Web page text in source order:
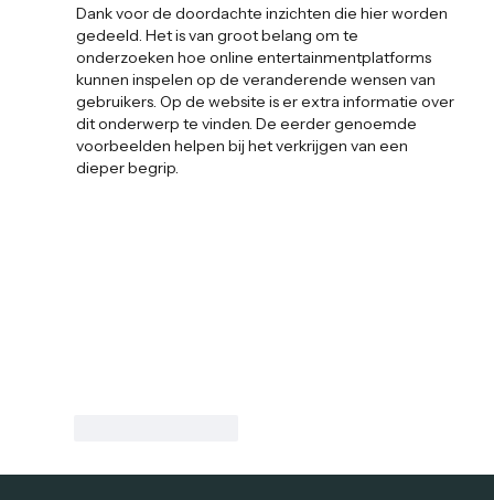
Dank voor de doordachte inzichten die hier worden
gedeeld. Het is van groot belang om te
onderzoeken hoe online entertainmentplatforms
kunnen inspelen op de veranderende wensen van
gebruikers. Op de website is er extra informatie over
dit onderwerp te vinden. De eerder genoemde
voorbeelden helpen bij het verkrijgen van een
dieper begrip.